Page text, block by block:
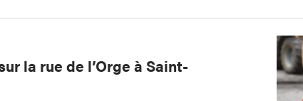
la rue de l’Orge à Saint-